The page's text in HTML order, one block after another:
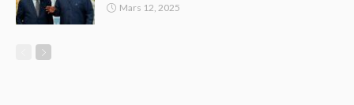
Mars 12, 2025